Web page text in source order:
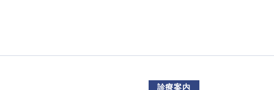
診療案内